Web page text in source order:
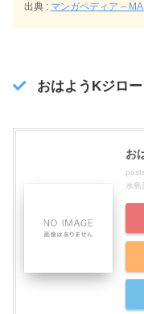
出典 : マンガペディア –
おはようKジロー
お
水島